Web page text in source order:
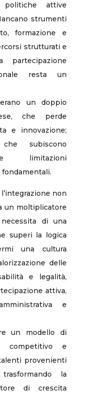
attive
strumenti
formazione e
strutturati e
partecipazione
resta un
un doppio
che perde
e innovazione;
subiscono
limitazioni
non
un moltiplicatore
di una
superi la logica
una cultura
delle
e legalità,
attiva,
e
un modello di
competitivo e
provenienti
la
di crescita